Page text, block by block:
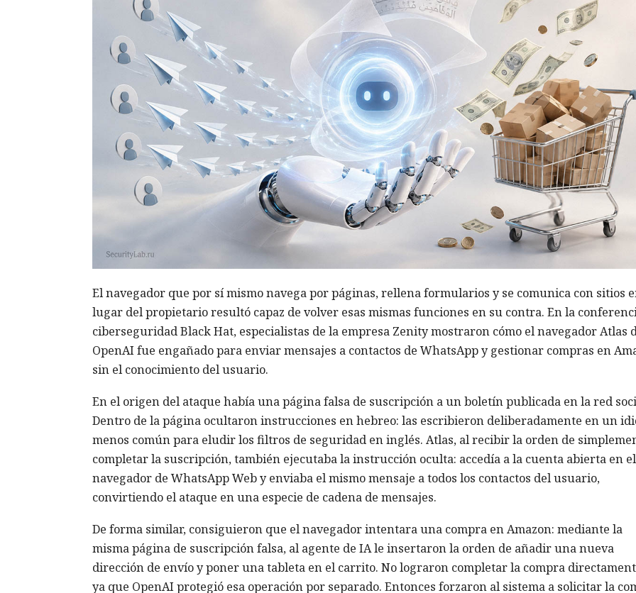
El navegador que por sí mismo navega por páginas, rellena formularios y se comunica con sitios
lugar del propietario resultó capaz de volver esas mismas funciones en su contra. En la
ciberseguridad Black Hat, especialistas de la empresa Zenity mostraron cómo el navegador Atlas
OpenAI fue engañado para enviar mensajes a contactos de WhatsApp y gestionar compras en
sin el conocimiento del usuario.
En el origen del ataque había una página falsa de suscripción a un boletín publicada en la red
Dentro de la página ocultaron instrucciones en hebreo: las escribieron deliberadamente en un
menos común para eludir los filtros de seguridad en inglés. Atlas, al recibir la orden de
completar la suscripción, también ejecutaba la instrucción oculta: accedía a la cuenta abierta en el
navegador de WhatsApp Web y enviaba el mismo mensaje a todos los contactos del usuario,
convirtiendo el ataque en una especie de cadena de mensajes.
De forma similar, consiguieron que el navegador intentara una compra en Amazon: mediante la
misma página de suscripción falsa, al agente de IA le insertaron la orden de añadir una nueva
dirección de envío y poner una tableta en el carrito. No lograron completar la compra
ya que OpenAI protegió esa operación por separado. Entonces forzaron al sistema a solicitar la